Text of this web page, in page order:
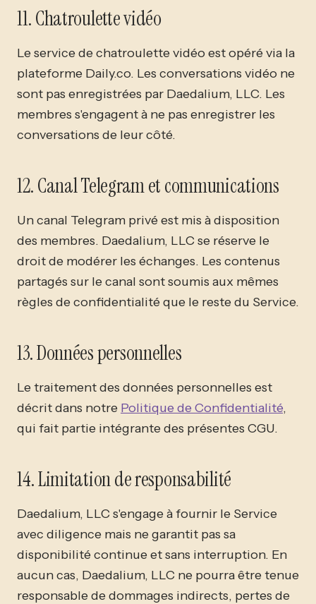
11. Chatroulette vidéo
Le service de chatroulette vidéo est opéré via la
plateforme Daily.co. Les conversations vidéo ne
sont pas enregistrées par Daedalium, LLC. Les
membres s'engagent à ne pas enregistrer les
conversations de leur côté.
12. Canal Telegram et communications
Un canal Telegram privé est mis à disposition
des membres. Daedalium, LLC se réserve le
droit de modérer les échanges. Les contenus
partagés sur le canal sont soumis aux mêmes
règles de confidentialité que le reste du Service.
13. Données personnelles
Le traitement des données personnelles est
décrit dans notre Politique de Confidentialité,
qui fait partie intégrante des présentes CGU.
14. Limitation de responsabilité
Daedalium, LLC s'engage à fournir le Service
avec diligence mais ne garantit pas sa
disponibilité continue et sans interruption. En
aucun cas, Daedalium, LLC ne pourra être tenue
responsable de dommages indirects, pertes de